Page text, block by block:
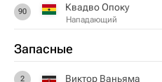
90 Квадво Опоку
Нападающий
Запасные
2 Виктор Ваньяма